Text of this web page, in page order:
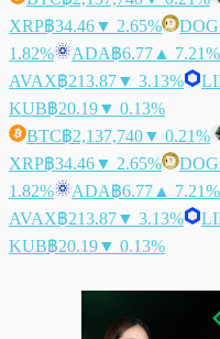
XRP฿34.46▼ 2.65%
1.82%
ADA฿6.77 ▲ 7.21%
AVAX฿213.87▼ 3.13%
KUB฿20.19▼ 0.13%
BTC฿2,137,740▼ 0.21%
XRP฿34.46▼ 2.65%
1.82%
ADA฿6.77 ▲ 7.21%
AVAX฿213.87▼ 3.13%
KUB฿20.19▼ 0.13%